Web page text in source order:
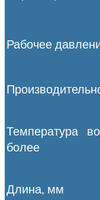
Рабочее
Температура
более
Длина, мм